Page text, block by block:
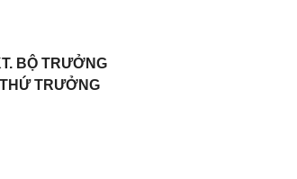
BỘ TRƯỞNG
THỨ TRƯỞNG